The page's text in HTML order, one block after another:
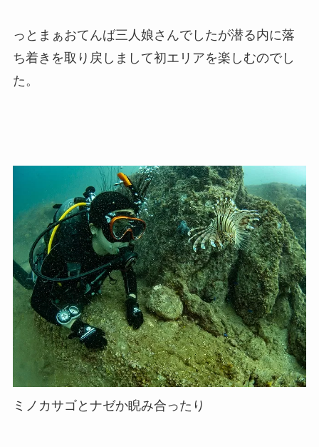
っとまぁおてんば三人娘さんでしたが潜る内に落
ち着きを取り戻しまして初エリアを楽しむのでし
た。
ミノカサゴとナゼか睨み合ったり